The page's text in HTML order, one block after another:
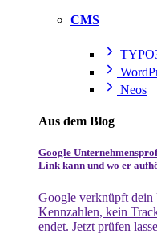
CMS
Neos
Aus dem Blog
Google
Link kann und wo er
Google verknüpft
Kennzahlen, kein
endet. Jetzt prüfen